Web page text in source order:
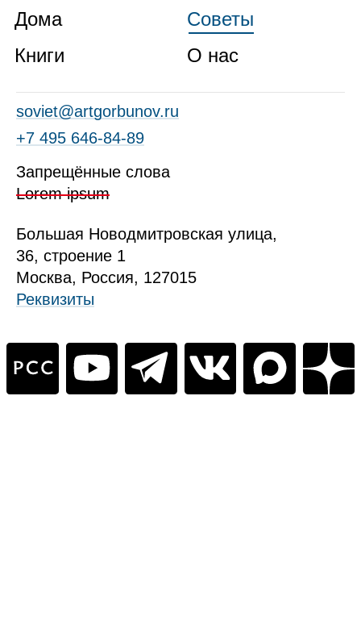
Дома
Книги
Советы
О нас
soviet@artgorbunov.ru
+7 495 646‑84‑89
Запрещённые слова
Lorem ipsum
Большая Новодмитровская улица,
36, строение 1
Москва, Россия, 127015
Реквизиты